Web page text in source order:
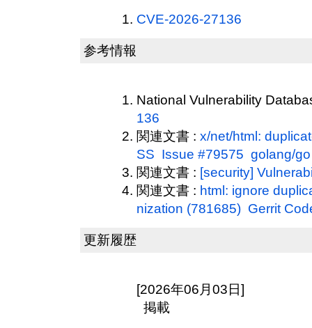
CVE-2026-27136
参考情報
National Vulnerability
136
関連文書 : x/net/html:
SS Issue #79575 golang/go
関連文書 : [security]
関連文書 : html: ignore
nization (781685) Gerrit
更新履歴
[2026年06月03日]
掲載